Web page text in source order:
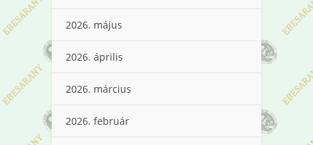
2026. május
2026. április
2026. március
2026. február